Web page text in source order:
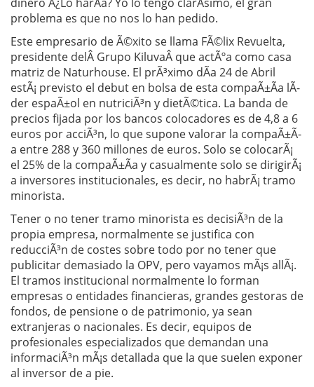
problema es que no nos lo han pedido.
Este empresario de Ã©xito se llama FÃ©lix Revuelta,
presidente delÂ Grupo KiluvaÂ que actÃºa como casa
matriz de Naturhouse. El prÃ³ximo dÃ­a 24 de Abril
estÃ¡ previsto el debut en bolsa de esta compaÃ±Ã­a lÃ­
der espaÃ±ol en nutriciÃ³n y dietÃ©tica. La banda de
precios fijada por los bancos colocadores es de 4,8 a 6
euros por acciÃ³n, lo que supone valorar la compaÃ±Ã­
a entre 288 y 360 millones de euros. Solo se colocarÃ¡
el 25% de la compaÃ±Ã­a y casualmente solo se dirigirÃ¡
a inversores institucionales, es decir, no habrÃ¡ tramo
minorista.
Tener o no tener tramo minorista es decisiÃ³n de la
propia empresa, normalmente se justifica con
reducciÃ³n de costes sobre todo por no tener que
publicitar demasiado la OPV, pero vayamos mÃ¡s allÃ¡.
El tramos institucional normalmente lo forman
empresas o entidades financieras, grandes gestoras de
fondos, de pensione o de patrimonio, ya sean
extranjeras o nacionales. Es decir, equipos de
profesionales especializados que demandan una
informaciÃ³n mÃ¡s detallada que la que suelen exponer
al inversor de a pie.